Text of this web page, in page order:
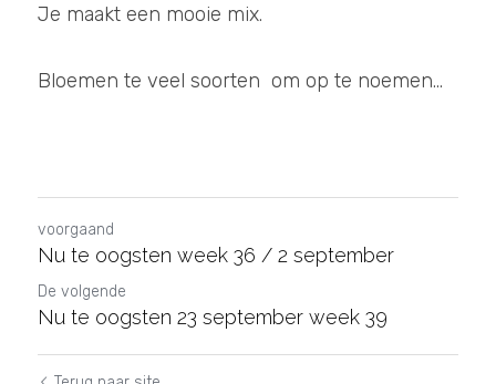
Je maakt een mooie mix.
Bloemen te veel soorten  om op te noemen...
voorgaand
Nu te oogsten week 36 / 2 september
De volgende
Nu te oogsten 23 september week 39